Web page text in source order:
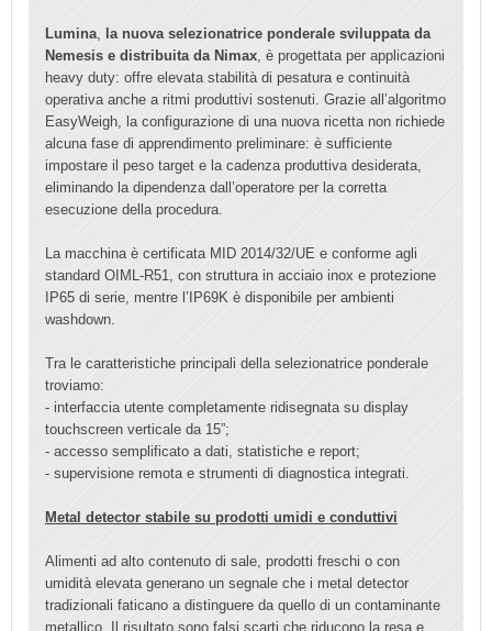
Lumina la nuova selezionatrice ponderale sviluppata da
Nemesis e distribuita da Nimax , è progettata per applicazioni
heavy duty: offre elevata stabilità di pesatura e continuità
operativa anche a ritmi produttivi sostenuti. Grazie all’algoritmo
EasyWeigh, la configurazione di una nuova ricetta non richiede
alcuna fase di apprendimento preliminare: è sufficiente
impostare il peso target e la cadenza produttiva desiderata,
eliminando la dipendenza dall’operatore per la corretta
esecuzione della procedura.
La macchina è certificata MID 2014/32/UE e conforme agli
standard OIML-R51, con struttura in acciaio inox e protezione
IP65 di serie, mentre l’IP69K è disponibile per ambienti
washdown.
Tra le caratteristiche principali della selezionatrice ponderale
troviamo:
- interfaccia utente completamente ridisegnata su display
touchscreen verticale da 15”;
- accesso semplificato a dati, statistiche e report;
- supervisione remota e strumenti di diagnostica integrati.
Metal detector stabile su prodotti umidi e conduttivi
Alimenti ad alto contenuto di sale, prodotti freschi o con
umidità elevata generano un segnale che i metal detector
tradizionali faticano a distinguere da quello di un contaminante
metallico. Il risultato sono falsi scarti che riducono la resa e,